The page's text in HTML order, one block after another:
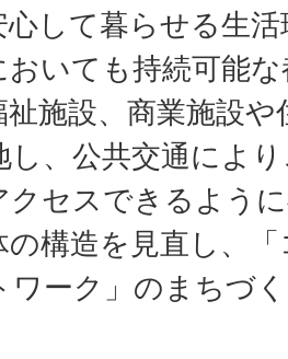
して暮らせる生
おいても持続可能
祉施設、商業施設
し、公共交通によ
クセスできるよう
の構造を見直し、
ワーク」のまちづ